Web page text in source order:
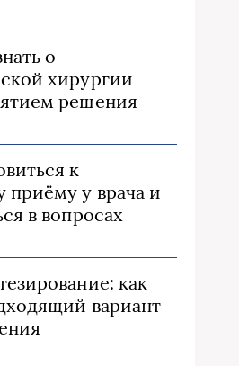
о
хирургии
решения
к
приёму у врача и
в вопросах
как
вариант